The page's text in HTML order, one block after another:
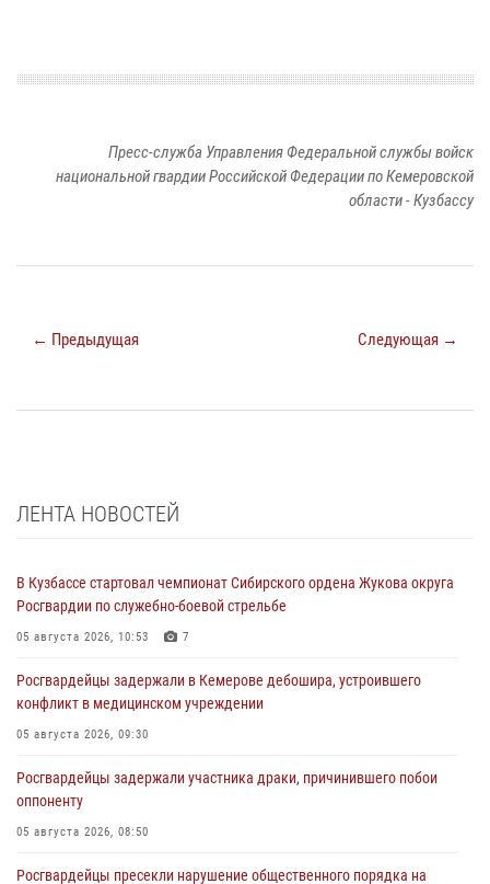
Пресс-служба Управления Федеральной службы войск
национальной гвардии Российской Федерации по Кемеровской
области - Кузбассу
← Предыдущая Следующая →
ЛЕНТА НОВОСТЕЙ
В Кузбассе стартовал чемпионат Сибирского ордена Жукова округа
Росгвардии по служебно-боевой стрельбе
05 августа 2026, 10:53 7
Росгвардейцы задержали в Кемерове дебошира, устроившего
конфликт в медицинском учреждении
05 августа 2026, 09:30
Росгвардейцы задержали участника драки, причинившего побои
оппоненту
05 августа 2026, 08:50
Росгвардейцы пресекли нарушение общественного порядка на